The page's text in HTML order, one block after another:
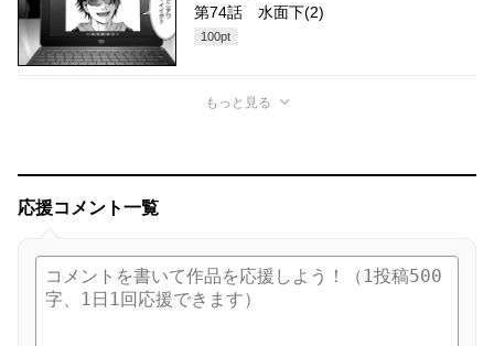
第74話 水面下(2)
100pt
もっと見る
応援コメント一覧